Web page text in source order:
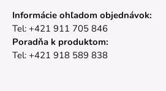
Informácie ohľadom objednávok:
Tel: +421 911 705 846
Poradňa k produktom:
Tel: +421 918 589 838